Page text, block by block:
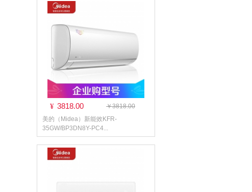
¥ 3818.00
￥3818.00
美的（Midea）新能效KFR-
35GW/BP3DN8Y-PC4...